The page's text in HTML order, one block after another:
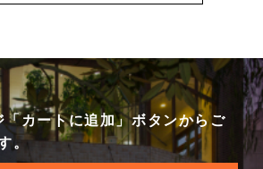
カートに追加」ボタンからご
。